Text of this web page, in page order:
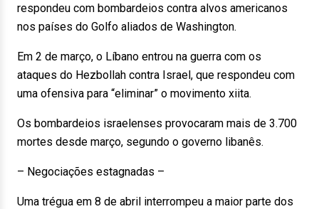
respondeu com bombardeios contra alvos americanos
nos países do Golfo aliados de Washington.
Em 2 de março, o Líbano entrou na guerra com os
ataques do Hezbollah contra Israel, que respondeu com
uma ofensiva para “eliminar” o movimento xiita.
Os bombardeios israelenses provocaram mais de 3.700
mortes desde março, segundo o governo libanês.
– Negociações estagnadas –
Uma trégua em 8 de abril interrompeu a maior parte dos